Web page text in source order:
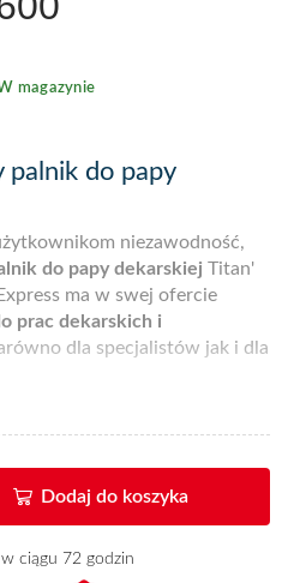
magazynie
palnik do papy
niezawodność,
do papy dekarskiej Titan'
ma w swej ofercie
prac dekarskich i
dla specjalistów jak i dla
marki Express to
Titan’ Express w pełni
Zestaw składa się
kat. L600.Palnik dekarski
i wydajny, niezastąpiony w
Dodaj do koszyka
ciągu 72 godzin